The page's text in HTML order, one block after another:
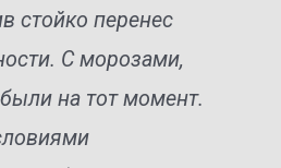
стойко перенес
С морозами,
на тот момент.